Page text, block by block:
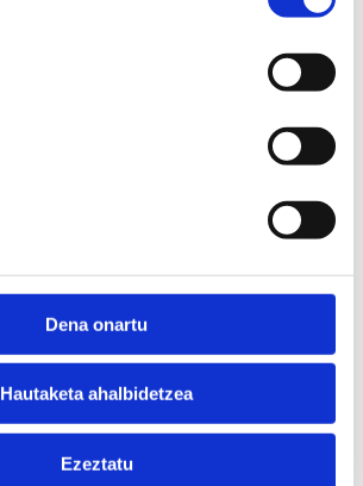
Dena onartu
Hautaketa ahalbidetzea
Ezeztatu